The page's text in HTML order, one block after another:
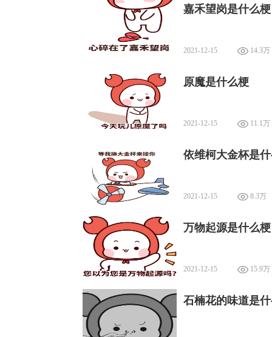
嘉禾望岗是什么梗
2021-12-15 14.3万
原魔是什么梗
2021-12-15 11.1万
依维柯大金杯是
2021-12-15 8.3万
万物起源是什么梗
2021-12-15 15.9万
石楠花的味道是